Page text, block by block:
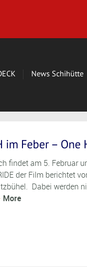
News Schihütte
im Feber –
findet am 5. Februar
der Film berichtet
Dabei werden
More